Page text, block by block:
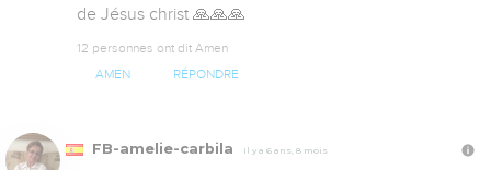
de Jésus christ 🙏🙏🙏
12 personnes ont dit Amen
AMEN RÉPONDRE
FB-amelie-carbila Il y a 6 ans, 8 mois